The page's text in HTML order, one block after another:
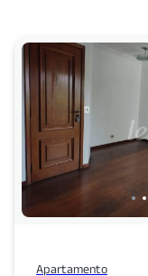
Apartamento